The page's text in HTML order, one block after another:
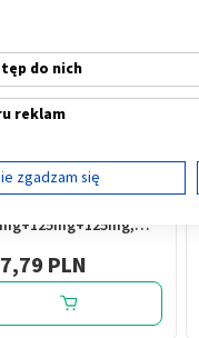
120 szt.
PLN
do nich
reklam
treści
zgadzam się